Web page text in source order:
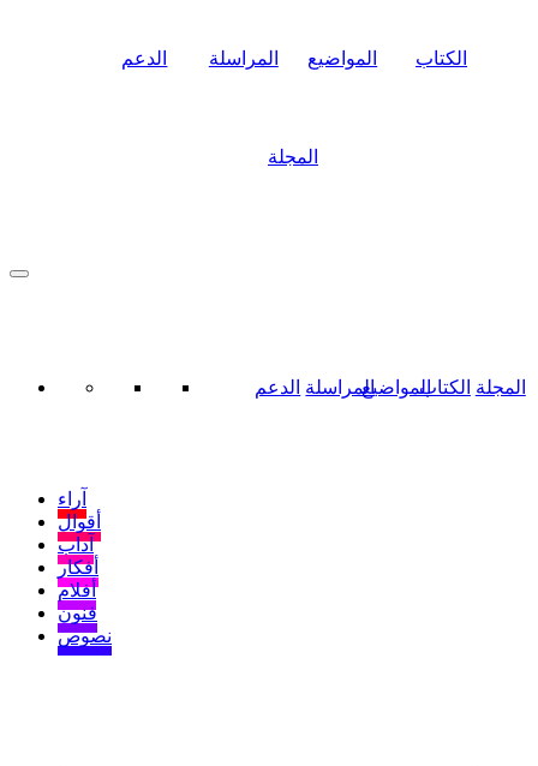
الدعم المراسلة المواضيع الكتاب
المجلة
الدعم المراسلةالمواضيعالكتاب المجلة
آراء
أقوال
آداب
أفكار
أفلام
فنون
نصوص